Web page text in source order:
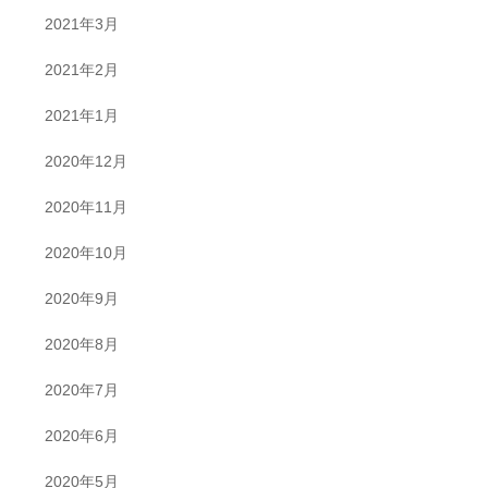
2021年3月
2021年2月
2021年1月
2020年12月
2020年11月
2020年10月
2020年9月
2020年8月
2020年7月
2020年6月
2020年5月